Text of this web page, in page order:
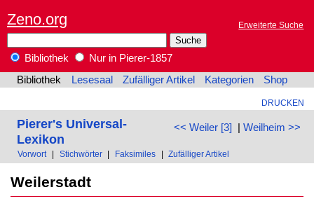
Zeno.org Erweiterte Suche
Bibliothek
Nur in Pierer-1857
Bibliothek
Lesesaal Zufälliger Artikel Kategorien Shop
DRUCKEN
<< Weiler [3] | Weilheim >>
Pierer's Universal-
Lexikon
Vorwort Stichwörter Faksimiles Zufälliger Artikel
Weilerstadt